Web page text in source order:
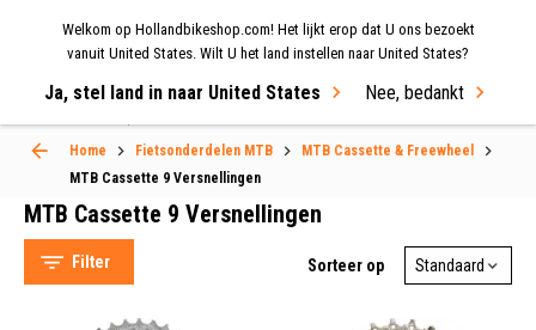
Welkom op Hollandbikeshop.com! Het lijkt erop dat U ons bezoekt
vanuit United States. Wilt U het land instellen naar United States?
Ja, stel land in naar United States Nee, bedankt
Home Fietsonderdelen MTB
MTB Cassette & Freewheel
MTB Cassette 9 Versnellingen
MTB Cassette 9 Versnellingen
MTB Cassette 9 Versnellingen
Filter Sorteer op